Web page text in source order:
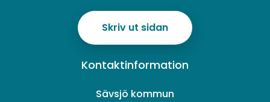
Skriv ut sidan
Kontaktinformation
Sävsjö kommun